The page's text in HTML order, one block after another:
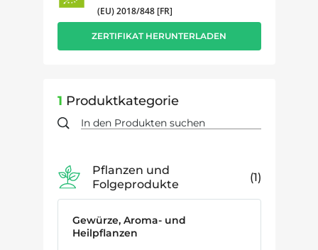
(EU) 2018/848 [FR]
ZERTIFIKAT HERUNTERLADEN
1 Produktkategorie
Pflanzen und
Folgeprodukte
1
Gewürze, Aroma- und
Heilpflanzen